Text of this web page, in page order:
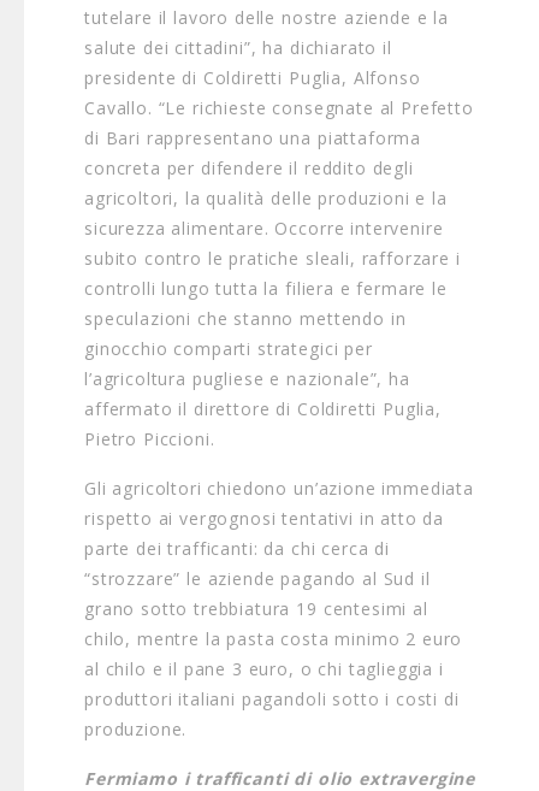
tutelare il lavoro delle nostre aziende e la
salute dei cittadini”, ha dichiarato il
presidente di Coldiretti Puglia, Alfonso
Cavallo. “Le richieste consegnate al Prefetto
di Bari rappresentano una piattaforma
concreta per difendere il reddito degli
agricoltori, la qualità delle produzioni e la
sicurezza alimentare. Occorre intervenire
subito contro le pratiche sleali, rafforzare i
controlli lungo tutta la filiera e fermare le
speculazioni che stanno mettendo in
ginocchio comparti strategici per
l’agricoltura pugliese e nazionale”, ha
affermato il direttore di Coldiretti Puglia,
Pietro Piccioni.
Gli agricoltori chiedono un’azione immediata
rispetto ai vergognosi tentativi in atto da
parte dei trafficanti: da chi cerca di
“strozzare” le aziende pagando al Sud il
grano sotto trebbiatura 19 centesimi al
chilo, mentre la pasta costa minimo 2 euro
al chilo e il pane 3 euro, o chi taglieggia i
produttori italiani pagandoli sotto i costi di
produzione.
Fermiamo i trafficanti di olio extravergine